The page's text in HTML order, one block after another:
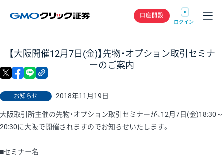
GMOクリック
口座開設
【大阪開催12月7日(金)】先物・オプション取引セミナ
ーのご案内
お知らせ 2018年11月19日
X facebook
大阪取引所主催の先物・オプション取引セミナーが、12月7日(金)18:30～
20:30に大阪で開催されますのでお知らせいたします。
■セミナー名